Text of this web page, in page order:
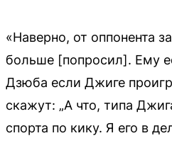
«Наверно, от оппонента
больше [попросил]. Ему
Дзюба если Джиге
скажут: „А что, типа
спорта по кику. Я его в